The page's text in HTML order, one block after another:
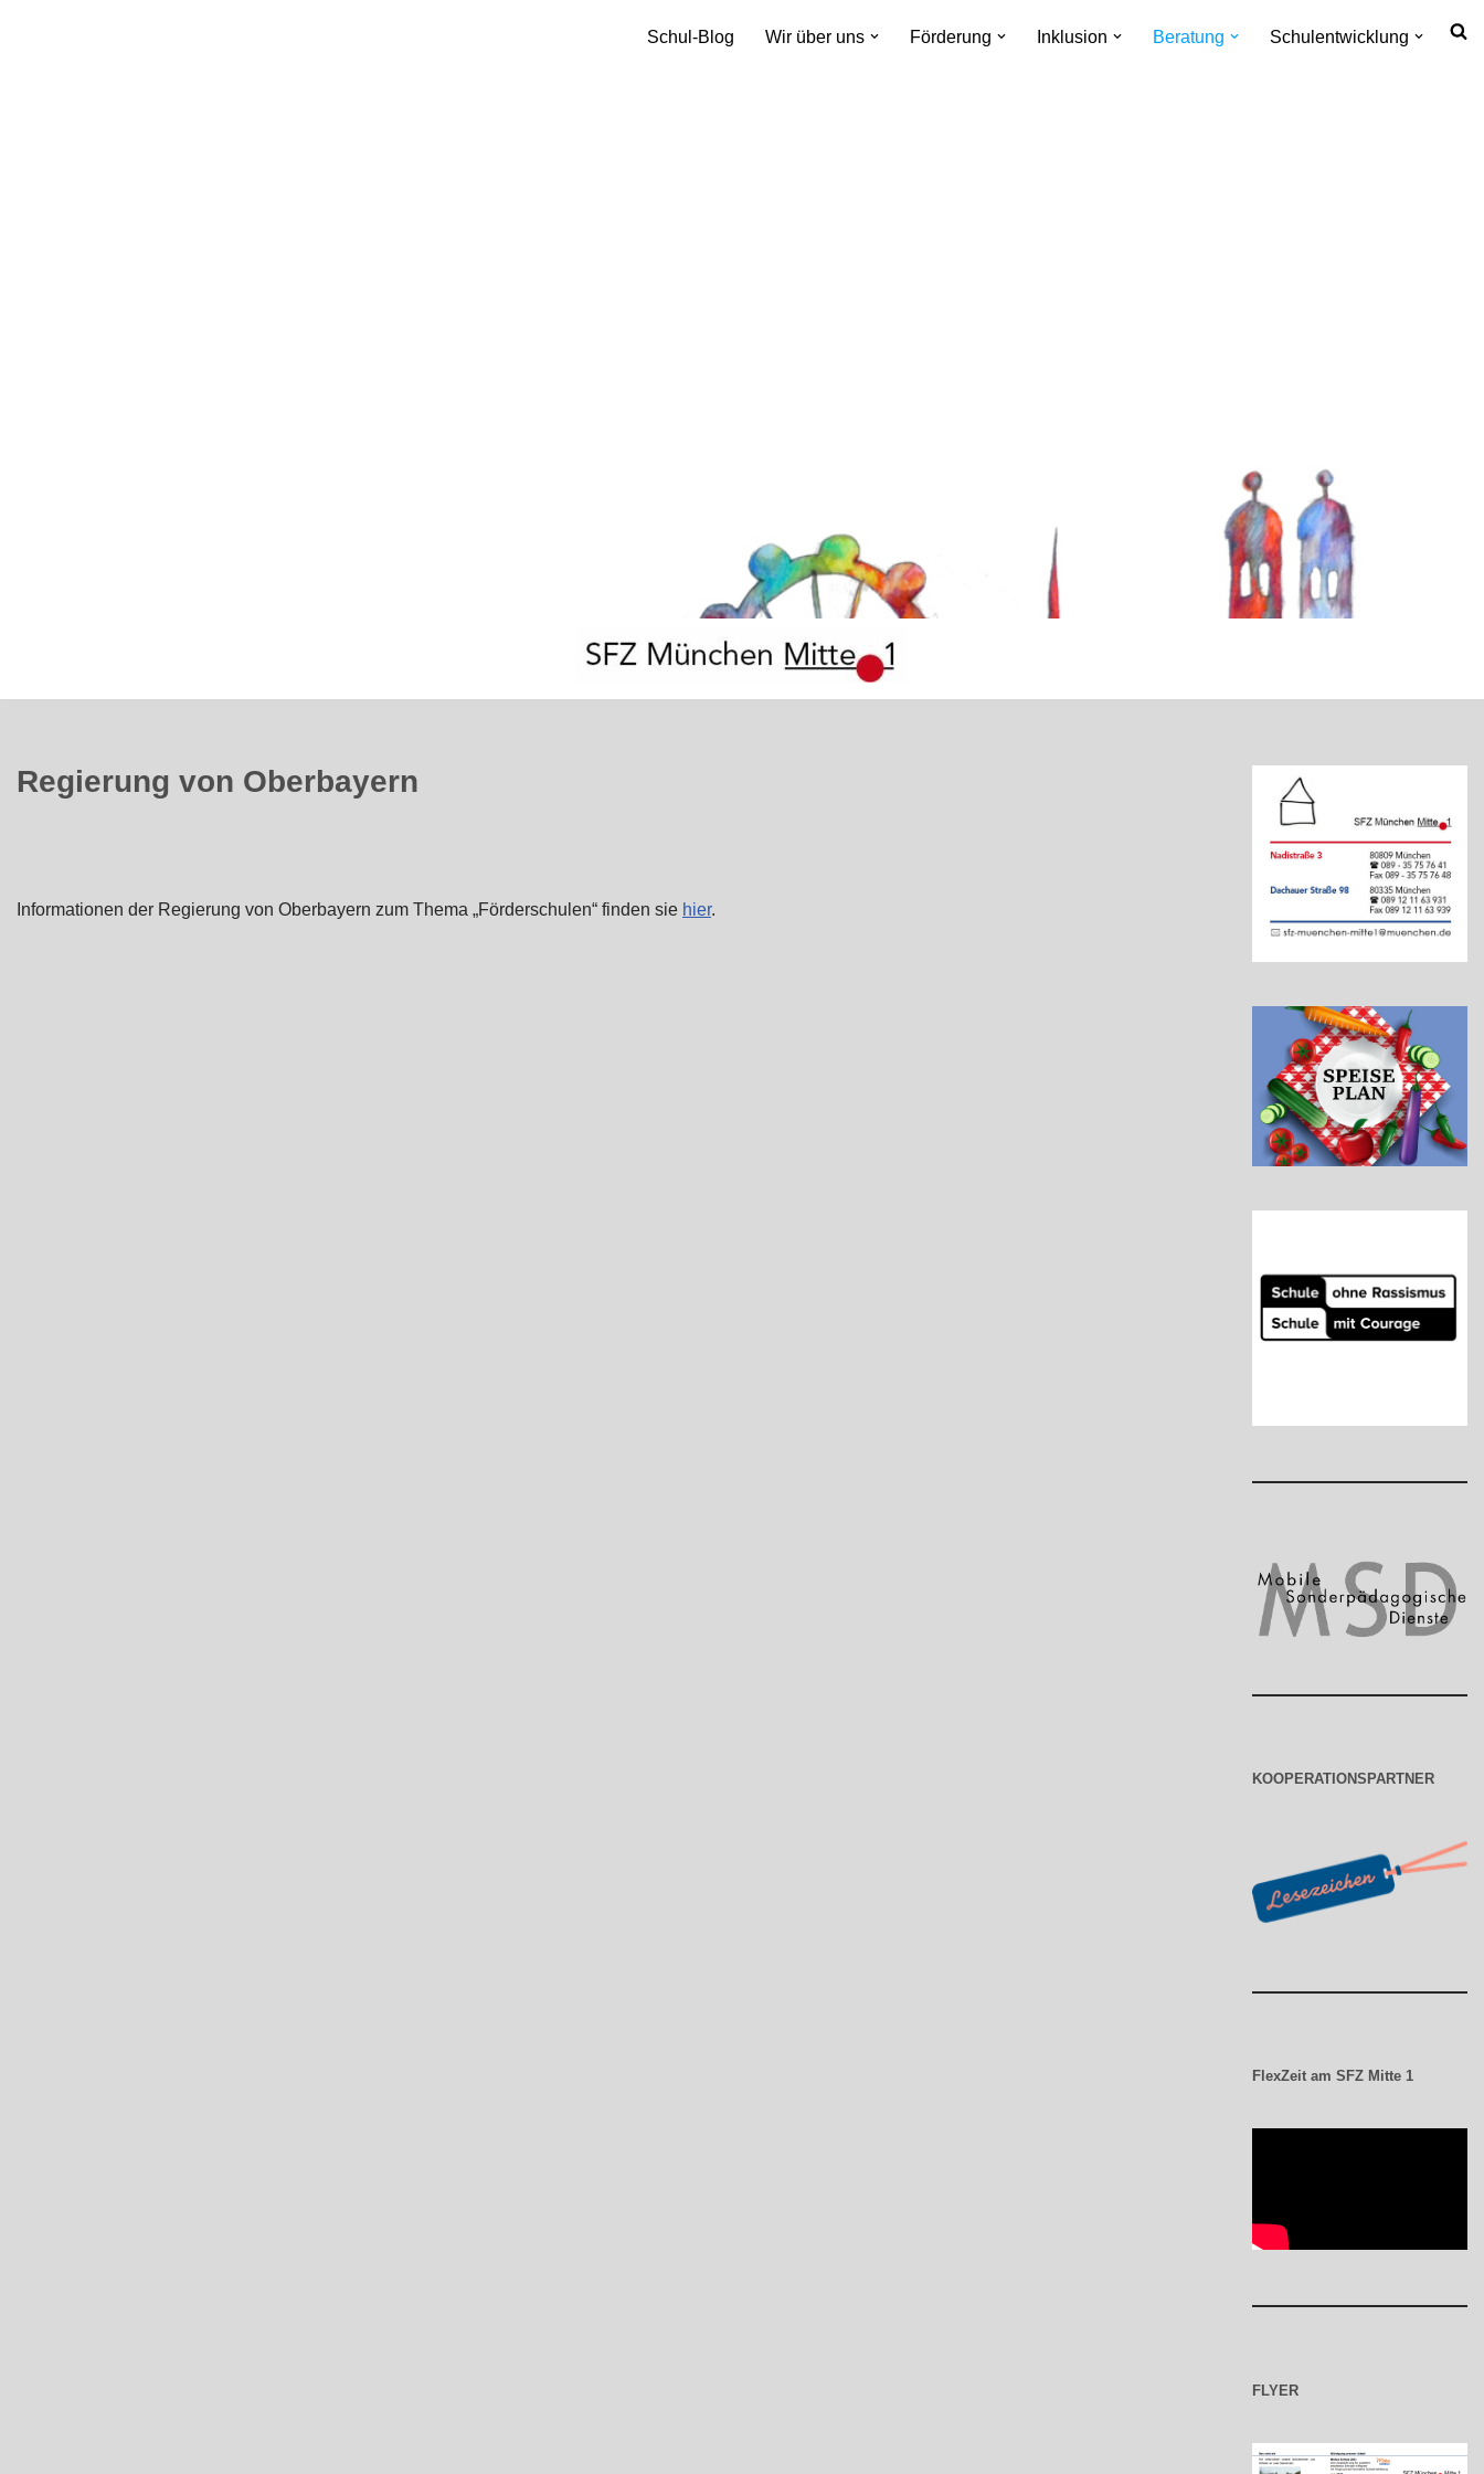
Schul-Blog Wir über uns Förderung Inklusion Beratung Schulentwicklung
Regierung von Oberbayern
Informationen der Regierung von Oberbayern zum Thema „Förderschulen“ finden sie hier.
KOOPERATIONSPARTNER
FlexZeit am SFZ Mitte 1
FLYER